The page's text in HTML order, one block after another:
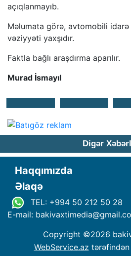
açıqlanmayıb.
Məlumata görə, avtomobili idarə
vəziyyəti yaxşıdır.
Faktla bağlı araşdırma aparılır.
Murad İsmayıl
Digər
Haqqımızda
Əlaqə
TEL: +994 50 212 50 28
E-mail: bakivaxtimedia@
Copyright ©2026
WebService.az tərəfindən